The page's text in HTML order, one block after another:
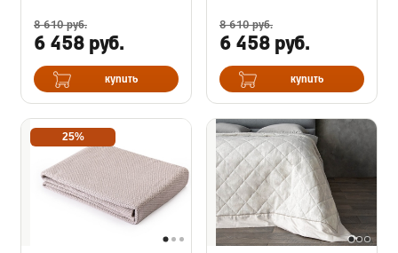
8 610 руб.
6 458 руб.
купить
8 610 руб.
6 458 руб.
купить
25%